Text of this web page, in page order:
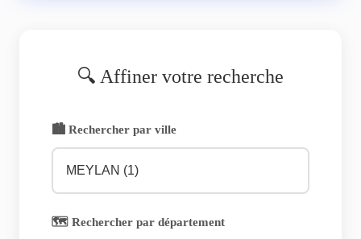
🔍 Affiner votre recherche
🏙️ Rechercher par ville
🗺️ Rechercher par département